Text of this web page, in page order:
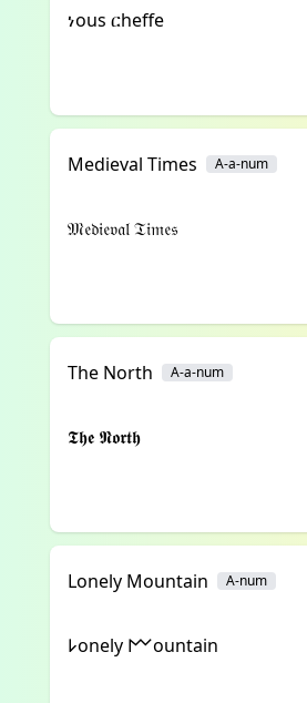
ነous ርheffe
Medieval Times A-a-num
𝔐𝔢𝔡𝔦𝔢𝔳𝔞𝔩 𝔗𝔦𝔪𝔢𝔰
The North A-a-num
𝕿𝖍𝖊 𝕹𝖔𝖗𝖙𝖍
Lonely Mountain A-num
𐌋onely 𐌌ountain